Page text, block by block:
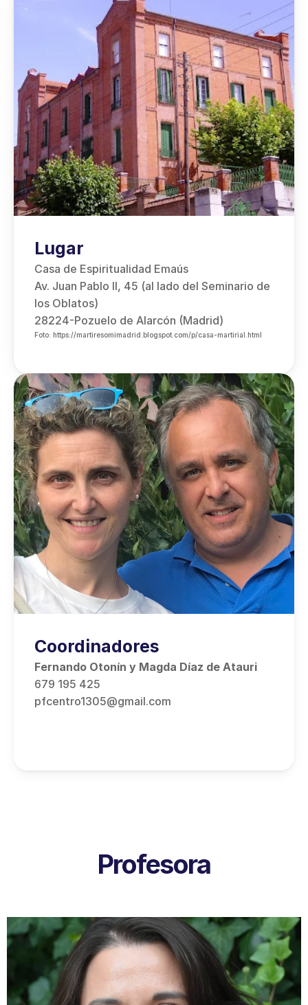
Lugar
Casa de Espiritualidad Emaús
Av. Juan Pablo II, 45 (al lado del Seminario de
los Oblatos)
28224-Pozuelo de Alarcón (Madrid)
Foto: https://martiresomimadrid.blogspot.com/p/casa-martirial.html
Coordinadores
Fernando Otonín y Magda Díaz de Atauri
679 195 425
pfcentro1305@gmail.com
Profesora